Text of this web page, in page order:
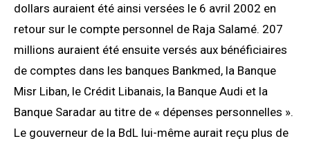
dollars auraient été ainsi versées le 6 avril 2002 en
retour sur le compte personnel de Raja Salamé. 207
millions auraient été ensuite versés aux bénéficiaires
de comptes dans les banques Bankmed, la Banque
Misr Liban, le Crédit Libanais, la Banque Audi et la
Banque Saradar au titre de « dépenses personnelles ».
Le gouverneur de la BdL lui-même aurait reçu plus de